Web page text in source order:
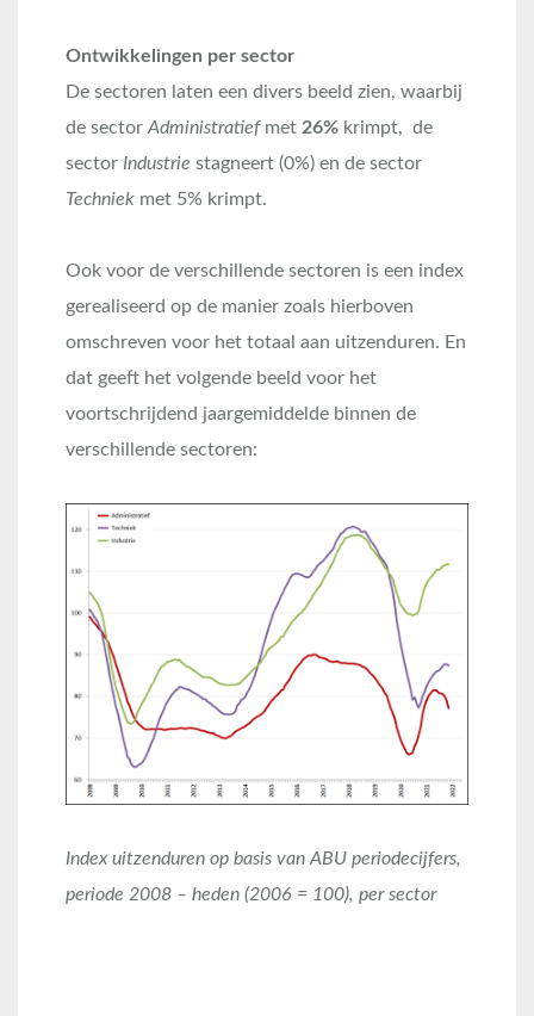
Ontwikkelingen per sector
De sectoren laten een divers beeld zien, waarbij
de sector Administratiefmet 26% krimpt, de
sector Industrie stagneert (0%) en de sector
Techniek met 5% krimpt.
Ook voor de verschillende sectoren is een index
gerealiseerd op de manier zoals hierboven
omschreven voor het totaal aan uitzenduren. En
dat geeft het volgende beeld voor het
voortschrijdend jaargemiddelde binnen de
verschillende sectoren:
Index uitzenduren op basis van ABU periodecijfers,
periode 2008 – heden (2006 = 100), per sector